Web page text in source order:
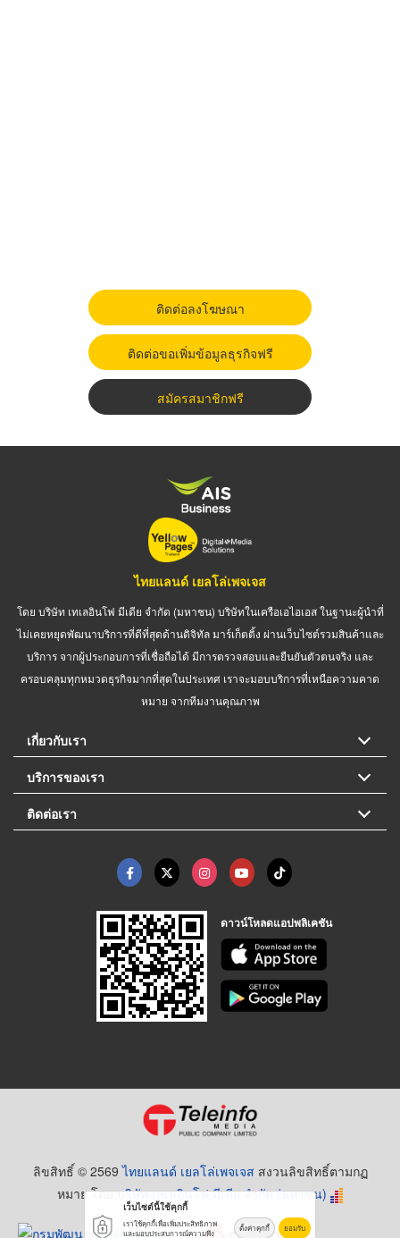
ติดต่อลงโฆษณา
ติดต่อขอเพิ่มข้อมูลธุรกิจฟรี
สมัครสมาชิกฟรี
ไทยแลนด์ เยลโล่เพจเจส
โดย บริษัท เทเลอินโฟ มีเดีย จำกัด (มหาชน) บริษัทในเครือเอไอเอส ในฐานะผู้นำที่
ไม่เคยหยุดพัฒนาบริการที่ดีที่สุดด้านดิจิทัล มาร์เก็ตติ้ง ผ่านเว็บไซต์รวมสินค้าและ
บริการ จากผู้ประกอบการที่เชื่อถือได้ มีการตรวจสอบและยืนยันตัวตนจริง และ
ครอบคลุมทุกหมวดธุรกิจมากที่สุดในประเทศ เราจะมอบบริการที่เหนือความคาด
หมาย จากทีมงานคุณภาพ
เกี่ยวกับเรา
บริการของเรา
ติดต่อเรา
ดาวน์โหลดแอปพลิเคชัน
ลิขสิทธิ์ © 2569ไทยแลนด์ เยลโล่เพจเจส สงวนลิขสิทธิ์ตามกฏ
หมาย โดยบริษัท เทเลอินโฟ มีเดีย จำกัด (มหาชน)
เว็บไซต์นี้ใช้คุกกี้
เราใช้คุกกี้เพื่อเพิ่มประสิทธิภาพ
และมอบประสบการณ์ความพึง
ตั้งค่าคุกกี้ ยอมรับ